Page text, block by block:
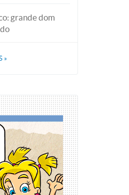
grande dom
»